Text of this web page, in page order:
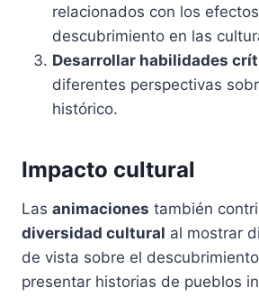
relacionados con los
descubrimiento en las
Desarrollar habilidades
diferentes perspectivas
histórico.
Impacto cultural
Las animaciones también
diversidad cultural al mostrar
de vista sobre el
presentar historias de pueblos